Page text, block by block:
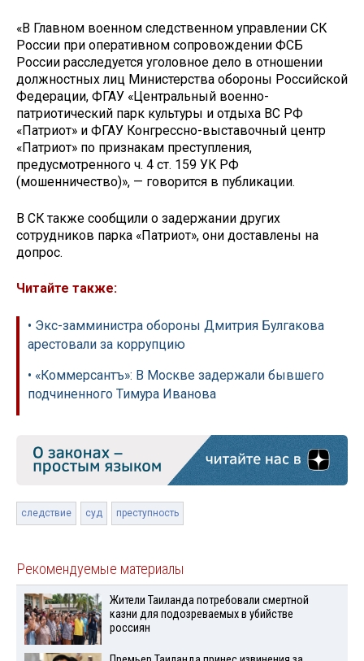
«В Главном военном следственном управлении СК
России при оперативном сопровождении ФСБ
России расследуется уголовное дело в отношении
должностных лиц Министерства обороны Российской
Федерации, ФГАУ «Центральный военно-
патриотический парк культуры и отдыха ВС РФ
«Патриот» и ФГАУ Конгрессно-выставочный центр
«Патриот» по признакам преступления,
предусмотренного ч. 4 ст. 159 УК РФ
(мошенничество)», — говорится в публикации.
В СК также сообщили о задержании других
сотрудников парка «Патриот», они доставлены на
допрос.
Читайте также:
• Экс-замминистра обороны Дмитрия Булгакова
арестовали за коррупцию
• «Коммерсантъ»: В Москве задержали бывшего
подчиненного Тимура Иванова
следствие суд преступность
Рекомендуемые материалы
Жители Таиланда потребовали смертной
казни для подозреваемых в убийстве
россиян